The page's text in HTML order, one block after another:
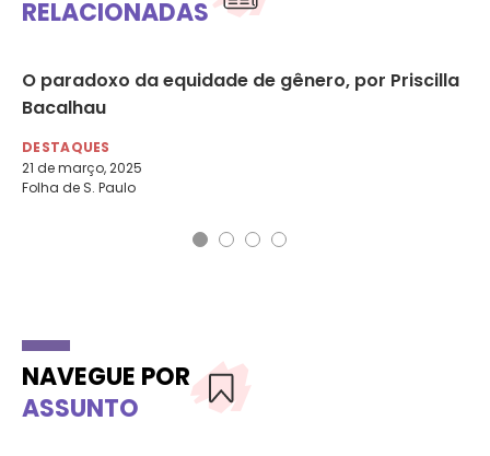
RELACIONADAS
O paradoxo da equidade de gênero, por Priscilla
Bacalhau
DESTAQUES
21 de março, 2025
Folha de S. Paulo
NAVEGUE POR
ASSUNTO